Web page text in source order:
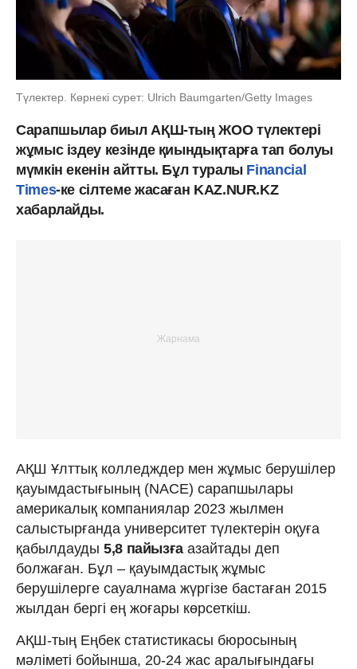
Түлектер. Көрнекі сурет: Ulrich Baumgarten/Getty Images
Сарапшылар биыл АҚШ-тың ЖОО түлектері
жұмыс іздеу кезінде қиындықтарға тап болуы
мүмкін екенін айтты. Бұл туралы Financial
Times-ке сілтеме жасаған KAZ.NUR.KZ
хабарлайды.
АҚШ Ұлттық колледждер мен жұмыс берушілер
қауымдастығының (NACE) сарапшылары
америкалық компаниялар 2023 жылмен
салыстырғанда университет түлектерін оқуға
қабылдауды 5,8 пайызға азайтады деп
болжаған. Бұл – қауымдастық жұмыс
берушілерге сауалнама жүргізе бастаған 2015
жылдан бергі ең жоғары көрсеткіш.
АҚШ-тың Еңбек статистикасы бюросының
мәліметі бойынша, 20-24 жас аралығындағы